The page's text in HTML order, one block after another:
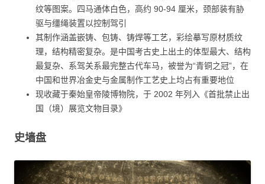
纹等图案。四马通体白色，高约 90-94 厘米，颈部装有胁
驱与缰绳装置以控制驾引
其制作涵盖嵌铸、包铸、铸焊等工艺，彩绘摹写原材质纹
理，结构精密复杂。是中国考古史上出土的体型最大、结构
最复杂、系驾关系最完整古代车马，被誉为“青铜之冠”，在
中国和世界冶金史与金属制作工艺史上均占有重要地位
现收藏于秦始皇帝陵博物院，于 2002 年列入《首批禁止出
国（境）展览文物目录》
史墙盘